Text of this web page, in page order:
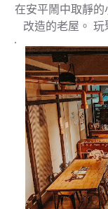
在安平鬧中取靜
改造的老屋。
.